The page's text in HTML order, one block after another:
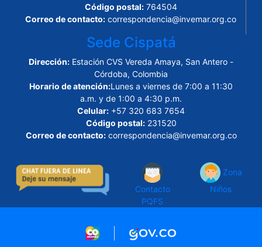
Código postal:764504
Correo de contacto: correspondencia@invemar.org.co
Sede Cispatá
Dirección: Estación CVS Vereda Amaya, San Antero -
Córdoba, Colombia
Horario de atención:Lunes a viernes de 7:00 a 11:30
a.m. y de 1:00 a 4:30 p.m.
Celular: +57 320 683 7654
Código postal:231520
Correo de contacto:correspondencia@invemar.org.co
Contacto
PQFS
Zona
Niños
Logo marca ColombiaLogo Gobierno de